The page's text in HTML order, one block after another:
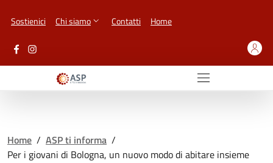
Sostienici Chi siamo Contatti Home
Home / ASP ti informa /
Per i giovani di Bologna, un nuovo modo di abitare insieme